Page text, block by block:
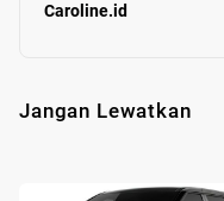
Caroline.id
Jangan Lewatkan